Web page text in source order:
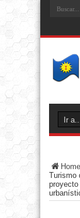
Home
Turismo